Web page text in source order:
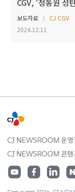
보도자료
CJ CGV
2024.12.11
CJ NEWSROOM 운영
CJ NEWSROOM 콘텐